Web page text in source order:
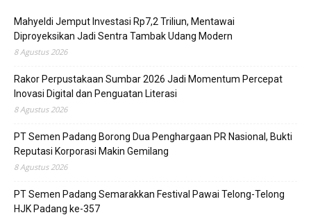
Mahyeldi Jemput Investasi Rp7,2 Triliun, Mentawai
Diproyeksikan Jadi Sentra Tambak Udang Modern
8 Agustus 2026
Rakor Perpustakaan Sumbar 2026 Jadi Momentum Percepat
Inovasi Digital dan Penguatan Literasi
8 Agustus 2026
PT Semen Padang Borong Dua Penghargaan PR Nasional, Bukti
Reputasi Korporasi Makin Gemilang
8 Agustus 2026
PT Semen Padang Semarakkan Festival Pawai Telong-Telong
HJK Padang ke-357